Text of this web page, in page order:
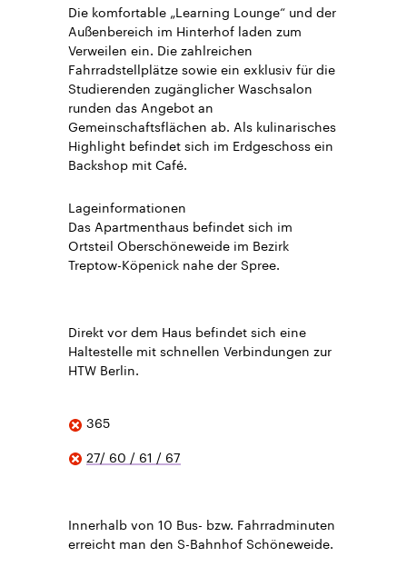
Die komfortable „Learning Lounge“ und der
Außenbereich im Hinterhof laden zum
Verweilen ein. Die zahlreichen
Fahrradstellplätze sowie ein exklusiv für die
Studierenden zugänglicher Waschsalon
runden das Angebot an
Gemeinschaftsflächen ab. Als kulinarisches
Highlight befindet sich im Erdgeschoss ein
Backshop mit Café.
Lageinformationen
Das Apartmenthaus befindet sich im
Ortsteil Oberschöneweide im Bezirk
Treptow-Köpenick nahe der Spree.
Direkt vor dem Haus befindet sich eine
Haltestelle mit schnellen Verbindungen zur
HTW Berlin.
365
27/ 60 / 61 / 67
Innerhalb von 10 Bus- bzw. Fahrradminuten
erreicht man den S-Bahnhof Schöneweide.